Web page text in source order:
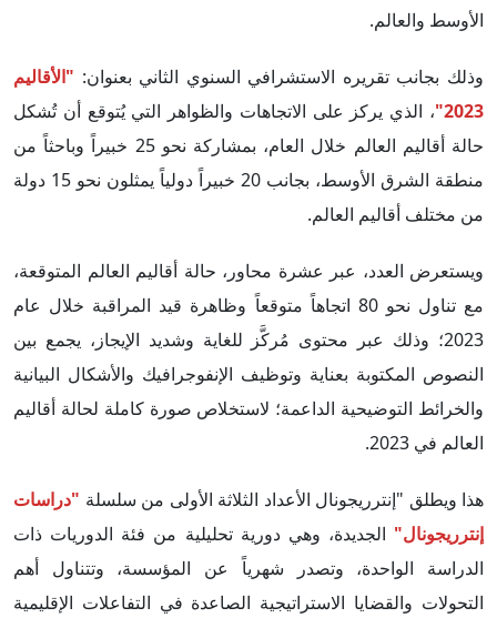
الأوسط والعالم.
وذلك بجانب تقريره الاستشرافي السنوي الثاني بعنوان: "الأقاليم
2023" ، الذي يركز على الاتجاهات والظواهر التي يُتوقع أن تُشكل
حالة أقاليم العالم خلال العام، بمشاركة نحو 25 خبيراً وباحثاً من
منطقة الشرق الأوسط، بجانب 20 خبيراً دولياً يمثلون نحو 15 دولة
من مختلف أقاليم العالم.
ويستعرض العدد، عبر عشرة محاور، حالة أقاليم العالم المتوقعة،
مع تناول نحو 80 اتجاهاً متوقعاً وظاهرة قيد المراقبة خلال عام
2023؛ وذلك عبر محتوى مُركَّز للغاية وشديد الإيجاز، يجمع بين
النصوص المكتوبة بعناية وتوظيف الإنفوجرافيك والأشكال البيانية
والخرائط التوضيحية الداعمة؛ لاستخلاص صورة كاملة لحالة أقاليم
العالم في 2023.
هذا ويطلق "إنترريجونال الأعداد الثلاثة الأولى من سلسلة "دراسات
إنترريجونال" الجديدة، وهي دورية تحليلية من فئة الدوريات ذات
الدراسة الواحدة، وتصدر شهرياً عن المؤسسة، وتتناول أهم
التحولات والقضايا الاستراتيجية الصاعدة في التفاعلات الإقليمية